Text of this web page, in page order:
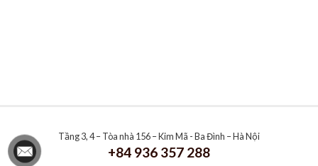
Tầng 3, 4 – Tòa nhà 156 – Kim Mã - Ba Đình – Hà Nội
+84 936 357 288